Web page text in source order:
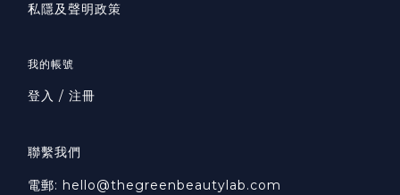
私隱及聲明政策
我的帳號
登入 / 注冊
聯繫我們
電郵: hello@thegreenbeautylab.com